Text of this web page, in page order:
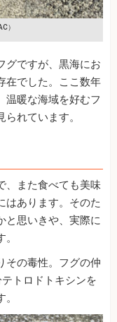
）
グですが、黒海にお
在でした。ここ数年
温暖な海域を好むフ
れています。
、また食べても美味
はあります。そのた
と思いきや、実際に
その毒性。フグの仲
トロドトキシンを